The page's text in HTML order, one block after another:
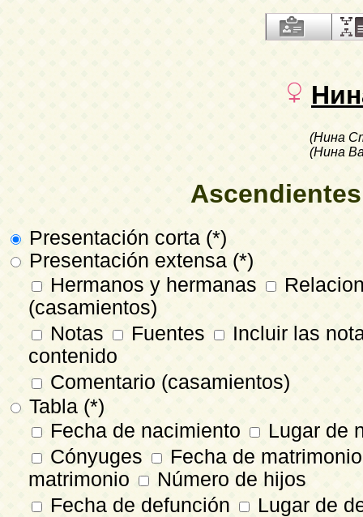
(Нина
(Нина
Presentación corta (*)
Presentación extensa (*)
Hermanos y hermanas
(casamientos)
Notas
Fuentes
Incluir las
contenido
Comentario (casamientos)
Tabla (*)
Fecha de nacimiento
Lugar de
Cónyuges
Fecha de
matrimonio
Número de hijos
Fecha de defunción
Lugar de